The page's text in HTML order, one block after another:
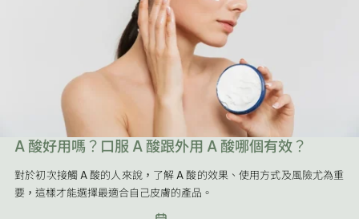
A 酸好用嗎？口服 A 酸跟外用 A 酸哪個有效？
對於初次接觸 A 酸的人來說，了解 A 酸的效果、使用方式及風險尤為重
要，這樣才能選擇最適合自己皮膚的產品。